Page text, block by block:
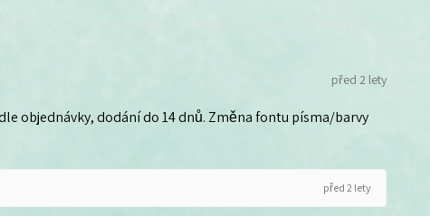
před 2 lety
objednávky, dodání do 14 dnů. Změna fontu písma/barvy
před 2 lety